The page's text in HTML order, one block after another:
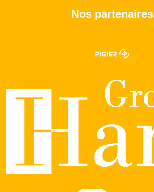
Nos partenaires